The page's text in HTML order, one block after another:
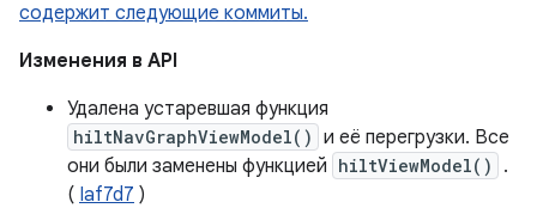
содержит следующие коммиты.
Изменения в API
Удалена устаревшая функция
hiltNavGraphViewModel() и её перегрузки. Все
они были заменены функцией hiltViewModel()
.
( Iaf7d7 )